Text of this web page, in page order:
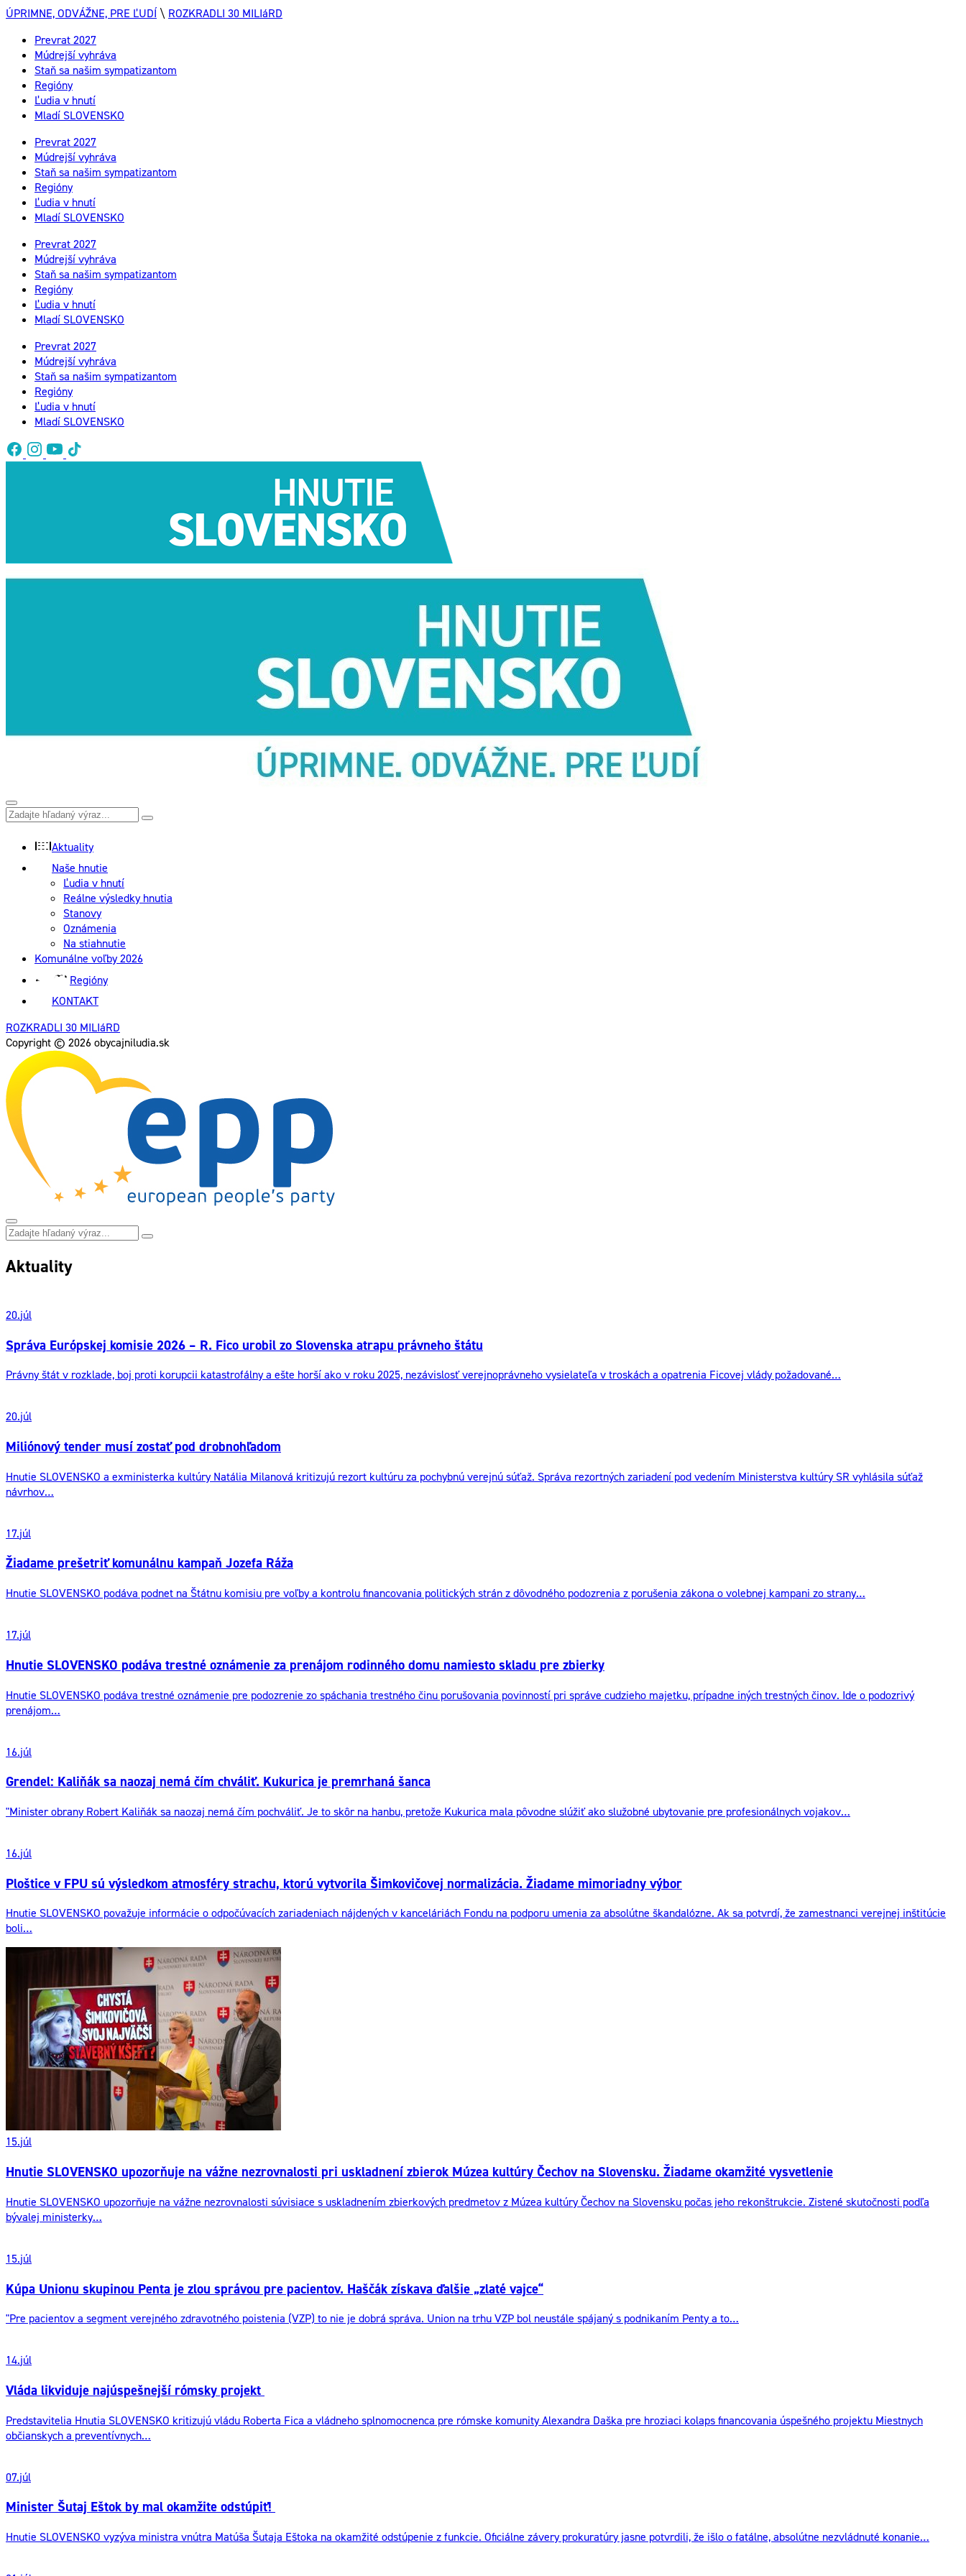
ÚPRIMNE, ODVÁŽNE, PRE ĽUDÍ \ ROZKRADLI 30 MILIáRD
Prevrat 2027
Múdrejší vyhráva
Staň sa našim sympatizantom
Regióny
Ľudia v hnutí
Mladí SLOVENSKO
Prevrat 2027
Múdrejší vyhráva
Staň sa našim sympatizantom
Regióny
Ľudia v hnutí
Mladí SLOVENSKO
Prevrat 2027
Múdrejší vyhráva
Staň sa našim sympatizantom
Regióny
Ľudia v hnutí
Mladí SLOVENSKO
Prevrat 2027
Múdrejší vyhráva
Staň sa našim sympatizantom
Regióny
Ľudia v hnutí
Mladí SLOVENSKO
Aktuality
Naše hnutie
Ľudia v hnutí
Reálne výsledky hnutia
Stanovy
Oznámenia
Na stiahnutie
Komunálne voľby 2026
Regióny
KONTAKT
ROZKRADLI 30 MILIáRD
Copyright © 2026 obycajniludia.sk
Aktuality
20.júl
Správa Európskej komisie 2026 – R. Fico urobil zo Slovenska atrapu právneho štátu
Právny štát v rozklade, boj proti korupcii katastrofálny a ešte horší ako v roku 2025, nezávislosť verejnoprávneho vysielateľa v troskách a opatrenia Ficovej vlády požadované…
20.júl
Miliónový tender musí zostať pod drobnohľadom
Hnutie SLOVENSKO a exministerka kultúry Natália Milanová kritizujú rezort kultúru za pochybnú verejnú súťaž. Správa rezortných zariadení pod vedením Ministerstva kultúry SR vyhlásila súťaž
návrhov…
17.júl
Žiadame prešetriť komunálnu kampaň Jozefa Ráža
Hnutie SLOVENSKO podáva podnet na Štátnu komisiu pre voľby a kontrolu financovania politických strán z dôvodného podozrenia z porušenia zákona o volebnej kampani zo strany…
17.júl
Hnutie SLOVENSKO podáva trestné oznámenie za prenájom rodinného domu namiesto skladu pre zbierky
Hnutie SLOVENSKO podáva trestné oznámenie pre podozrenie zo spáchania trestného činu porušovania povinností pri správe cudzieho majetku, prípadne iných trestných činov. Ide o podozrivý
prenájom…
16.júl
Grendel: Kaliňák sa naozaj nemá čím chváliť. Kukurica je premrhaná šanca
"Minister obrany Robert Kaliňák sa naozaj nemá čím pochváliť. Je to skôr na hanbu, pretože Kukurica mala pôvodne slúžiť ako služobné ubytovanie pre profesionálnych vojakov…
16.júl
Ploštice v FPU sú výsledkom atmosféry strachu, ktorú vytvorila Šimkovičovej normalizácia. Žiadame mimoriadny výbor
Hnutie SLOVENSKO považuje informácie o odpočúvacích zariadeniach nájdených v kanceláriách Fondu na podporu umenia za absolútne škandalózne. Ak sa potvrdí, že zamestnanci verejnej inštitúcie
boli…
15.júl
Hnutie SLOVENSKO upozorňuje na vážne nezrovnalosti pri uskladnení zbierok Múzea kultúry Čechov na Slovensku. Žiadame okamžité vysvetlenie
Hnutie SLOVENSKO upozorňuje na vážne nezrovnalosti súvisiace s uskladnením zbierkových predmetov z Múzea kultúry Čechov na Slovensku počas jeho rekonštrukcie. Zistené skutočnosti podľa
bývalej ministerky…
15.júl
Kúpa Unionu skupinou Penta je zlou správou pre pacientov. Haščák získava ďalšie „zlaté vajce“
"Pre pacientov a segment verejného zdravotného poistenia (VZP) to nie je dobrá správa. Union na trhu VZP bol neustále spájaný s podnikaním Penty a to…
14.júl
Vláda likviduje najúspešnejší rómsky projekt
Predstavitelia Hnutia SLOVENSKO kritizujú vládu Roberta Fica a vládneho splnomocnenca pre rómske komunity Alexandra Daška pre hroziaci kolaps financovania úspešného projektu Miestnych
občianskych a preventívnych…
07.júl
Minister Šutaj Eštok by mal okamžite odstúpiť!
Hnutie SLOVENSKO vyzýva ministra vnútra Matúša Šutaja Eštoka na okamžité odstúpenie z funkcie. Oficiálne závery prokuratúry jasne potvrdili, že išlo o fatálne, absolútne nezvládnuté konanie…